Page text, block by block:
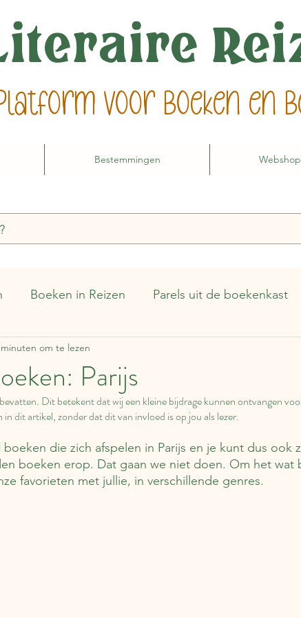
voor boeken en
Bestemmingen Webshop
Boeken in Reizen Parels uit de boekenkast
Zweden
Estland Italië Engeland Over boeken
Duitsland Tsjechië China
Parijs
om te lezen
Dit betekent dat wij een kleine bijdrage kunnen ontvangen
in dit artikel, zonder dat dit van invloed is op jou als lezer.
die zich afspelen in Parijs en je kunt dus ook
boeken erop. Dat gaan we niet doen. Om het wat
favorieten met jullie, in verschillende genres.